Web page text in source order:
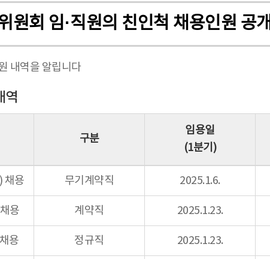
원회 임·직원의 친인척 채용인원 공개
내역을 알립니다
역
구분
임용일
(1분기)
채용 무기계약직 2025.1.6.
용 계약직 2025.1.23.
용 정규직 2025.1.23.